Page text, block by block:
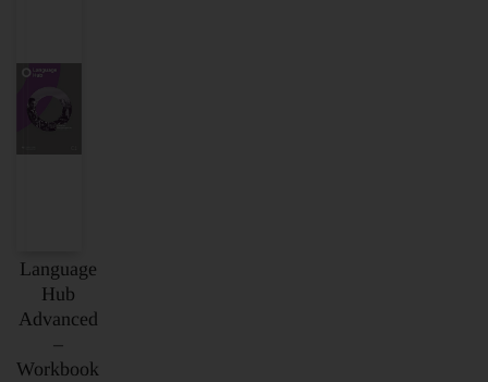
Language
Hub
Advanced
–
Workbook